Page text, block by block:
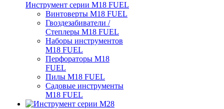
Инструмент серии M18 FUEL
Винтоверты M18 FUEL
Гвоздезабиватели /
Степлеры M18 FUEL
Наборы инструментов
M18 FUEL
Перфораторы M18
FUEL
Пилы M18 FUEL
Садовые инструменты
M18 FUEL